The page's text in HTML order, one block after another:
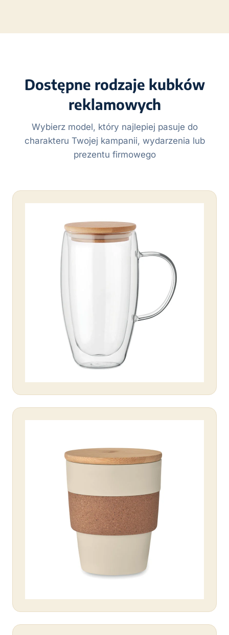
Dostępne rodzaje kubków
reklamowych
Wybierz model, który najlepiej pasuje do
charakteru Twojej kampanii, wydarzenia lub
prezentu firmowego